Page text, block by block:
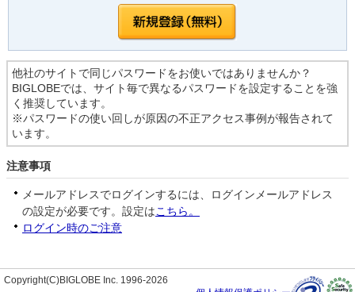
他社のサイトで同じパスワードをお使いではありませんか？
BIGLOBEでは、サイト毎で異なるパスワードを設定することを強
く推奨しています。
※パスワードの使い回しが原因の不正アクセス事例が報告されて
います。
注意事項
メールアドレスでログインするには、ログインメールアドレス
の設定が必要です。設定はこちら。
ログイン時のご注意
Copyright(C)BIGLOBE Inc. 1996-2026